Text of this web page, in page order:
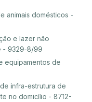
animais domésticos -
e lazer não
- 9329-8/99
equipamentos de
infra-estrutura de
no domicílio - 8712-